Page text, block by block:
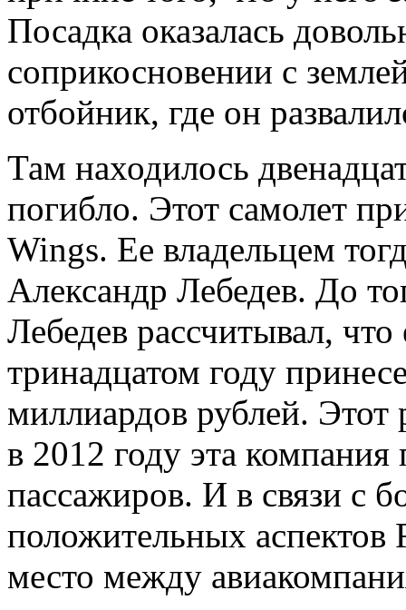
Посадка оказалась
соприкосновении с
отбойник, где он
Там находилось
погибло. Этот самолет
Wings. Ее владельцем
Александр Лебедев. До
Лебедев рассчитывал,
тринадцатом году
миллиардов рублей. Этот
в 2012 году эта
пассажиров. И в связи с
положительных аспектов
место между